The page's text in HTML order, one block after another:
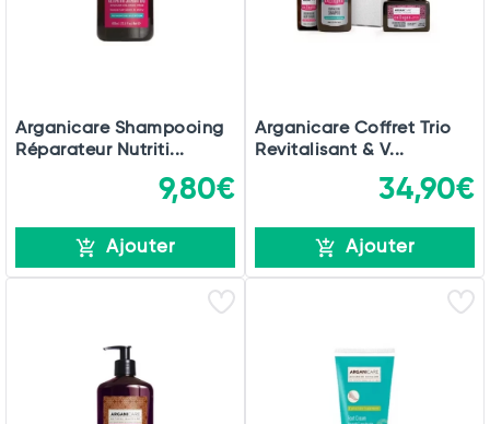
Arganicare Shampooing
Réparateur Nutriti...
9,80€
Ajouter
Arganicare Coffret Trio
Revitalisant & V...
34,90€
Ajouter